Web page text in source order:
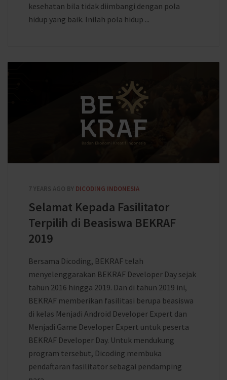
kesehatan bila tidak diimbangi dengan pola
hidup yang baik. Inilah pola hidup ...
7 YEARS AGO BY DICODING INDONESIA
Selamat Kepada Fasilitator
Terpilih di Beasiswa BEKRAF
2019
Bersama Dicoding, BEKRAF telah
menyelenggarakan BEKRAF Developer Day sejak
tahun 2016 hingga 2019. Dan di tahun 2019 ini,
BEKRAF memberikan fasilitasi berupa beasiswa
di kelas Menjadi Android Developer Expert dan
Menjadi Game Developer Expert untuk peserta
BEKRAF Developer Day. Untuk mendukung
program tersebut, Dicoding membuka
pendaftaran fasilitator sebagai pendamping